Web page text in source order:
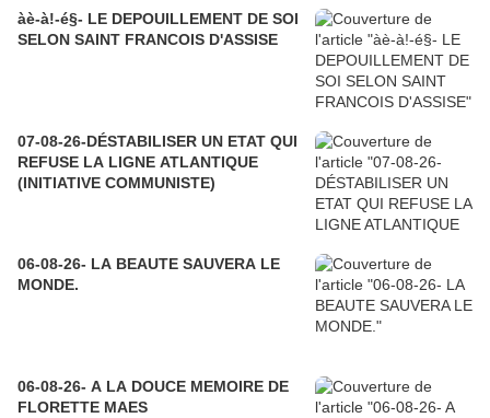
àè-à!-é§- LE DEPOUILLEMENT DE SOI
SELON SAINT FRANCOIS D'ASSISE
07-08-26-DÉSTABILISER UN ETAT QUI
REFUSE LA LIGNE ATLANTIQUE
(INITIATIVE COMMUNISTE)
06-08-26- LA BEAUTE SAUVERA LE
MONDE.
06-08-26- A LA DOUCE MEMOIRE DE
FLORETTE MAES